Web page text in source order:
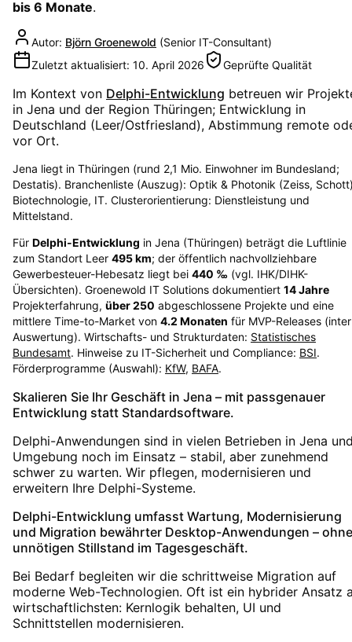
bis 6 Monate.
Autor: Björn Groenewold (Senior IT-Consultant)
Zuletzt aktualisiert: 10. April 2026 Geprüfte Qualität
Im Kontext von Delphi-Entwicklung betreuen wir
in Jena und der Region Thüringen; Entwicklung in
Deutschland (Leer/Ostfriesland), Abstimmung remote
vor Ort.
Jena liegt in Thüringen (rund 2,1 Mio. Einwohner im Bundesland;
Destatis). Branchenliste (Auszug): Optik & Photonik (Zeiss,
Biotechnologie, IT. Clusterorientierung: Dienstleistung und
Mittelstand.
Für Delphi-Entwicklung in Jena (Thüringen) beträgt die Luftlinie
zum Standort Leer 495km; der öffentlich nachvollziehbare
Gewerbesteuer-Hebesatz liegt bei 440 ‰ (vgl. IHK/DIHK-
Übersichten). Groenewold IT Solutions dokumentiert 14Jahre
Projekterfahrung, über250 abgeschlossene Projekte und eine
mittlere Time-to-Market von 4.2 Monaten für MVP-Releases
Auswertung). Wirtschafts- und Strukturdaten: Statistisches
Bundesamt. Hinweise zu IT-Sicherheit und Compliance: BSI.
Förderprogramme (Auswahl): KfW, BAFA.
Skalieren Sie Ihr Geschäft in Jena – mit passgenauer
Entwicklung statt Standardsoftware.
Delphi-Anwendungen sind in vielen Betrieben in Jena
Umgebung noch im Einsatz – stabil, aber zunehmend
schwer zu warten. Wir pflegen, modernisieren und
erweitern Ihre Delphi-Systeme.
Delphi-Entwicklung umfasst Wartung, Modernisierung
und Migration bewährter Desktop-Anwendungen – ohne
unnötigen Stillstand im Tagesgeschäft.
Bei Bedarf begleiten wir die schrittweise Migration auf
moderne Web-Technologien. Oft ist ein hybrider Ansatz
wirtschaftlichsten: Kernlogik behalten, UI und
Schnittstellen modernisieren.